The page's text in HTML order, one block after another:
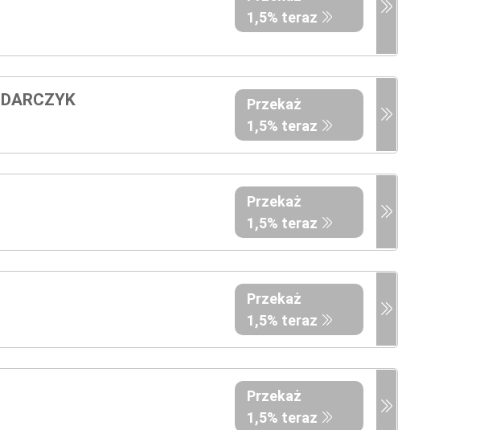
1,5% teraz
Przekaż
1,5% teraz
Przekaż
1,5% teraz
Przekaż
1,5% teraz
Przekaż
1,5% teraz